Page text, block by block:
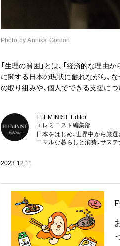
Photo by Annika Gordon
「生理の貧困」とは、「経済的な理由
に関する日本の現状に触れながら、
の取り組みや、個人でできる支援につ
ELEMINIST Editor
エレミニスト編集部
日本をはじめ、世界中から厳
ニマルな暮らしと消費、サス
2023.12.11